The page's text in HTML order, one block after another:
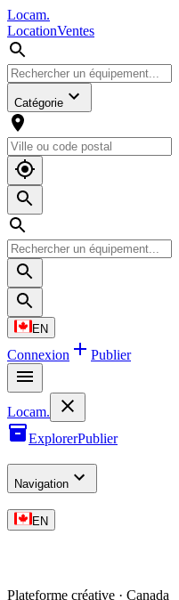
Locam.
LocationVentes
Catégorie
EN
Connexion Publier
Locam.
ExplorerPublier
Navigation
EN
Plateforme créative · Canada